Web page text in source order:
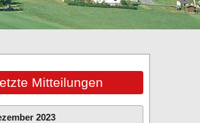
Mitteilungen
2023